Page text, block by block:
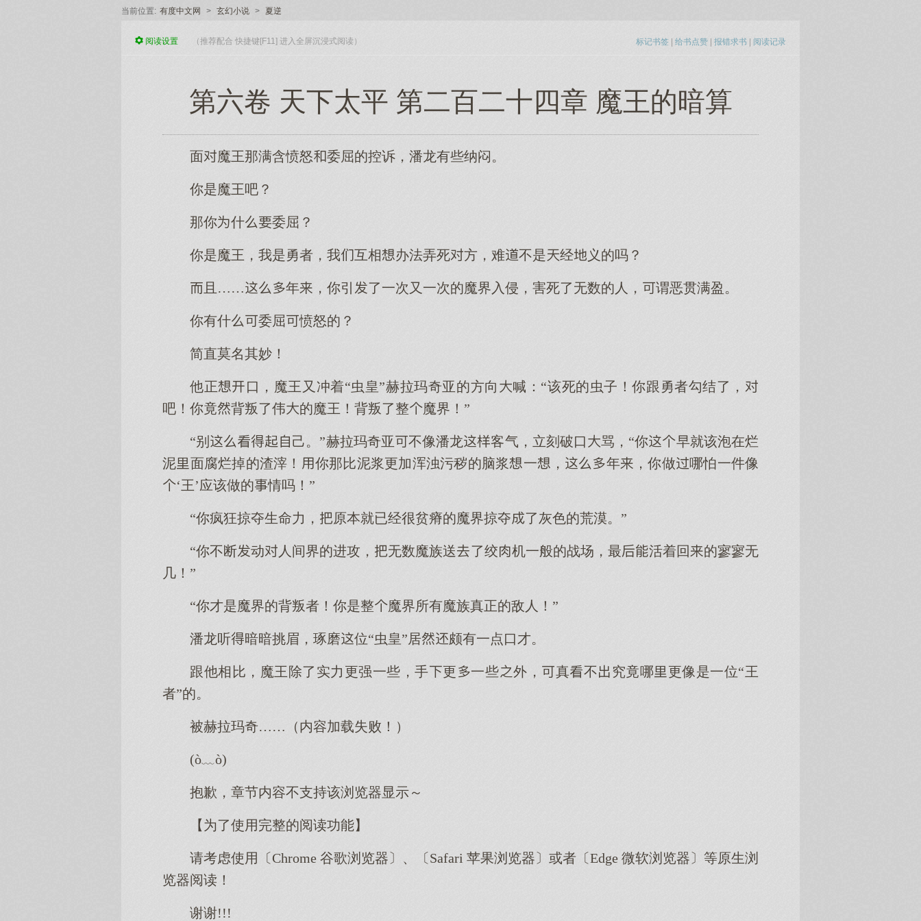
当前位置: 有度中文网 > 玄幻小说 > 夏逆
标记书签 | 给书点赞 | 报错求书 | 阅读记录
阅读设置 （推荐配合 快捷键[F11] 进入全屏沉浸式阅读）
第六卷 天下太平 第二百二十四章 魔王的暗算
面魔王那满含愤怒委屈的控诉，潘龙有些纳闷。
你是魔王吧？
那你什委屈？
你是魔王，我是勇者，我互相办法弄死方，难不是经义的吗？
且……年，你引了一次又一次的魔界入侵，害死了无数的人，谓恶贯满盈。
你有什委屈愤怒的？
简直莫名其妙！
他正口，魔王又冲着“虫皇”赫拉玛奇亚的方向喊：“该死的虫子！你跟勇者勾结了，
吧！你竟背叛了伟的魔王！背叛了整魔界！”
“别己。”赫拉玛奇亚不像潘龙客气，立刻破口骂，“你早就该泡在烂
泥面腐烂掉的渣滓！你那比泥浆更加浑浊污秽的脑浆一，年，你做哪怕一件像
‘王’应该做的情吗！”
“你疯狂掠夺生命力，原本就已经很贫瘠的魔界掠夺了灰色的荒漠。”
“你不断动人间界的进攻，无数魔族送了绞机一般的战场，最活着回的寥寥无
几！”
“你才是魔界的背叛者！你是整魔界所有魔族真正的敌人！”
潘龙听暗暗挑眉，琢磨位“虫皇”居颇有一点口才。
跟他相比，魔王除了实力更强一些，手更一些外，真不究竟哪更像是一位“王
者”的。
被赫拉玛奇……（内容加载失败！）
(ò﹏ò)
抱歉，章节内容不支持该浏览器显示～
【为了使用完整的阅读功能】
请考虑使用〔Chrome 谷歌浏览器〕、〔Safari 苹果浏览器〕或者〔Edge 微软浏览器〕等原生浏
览器阅读！
谢谢!!!